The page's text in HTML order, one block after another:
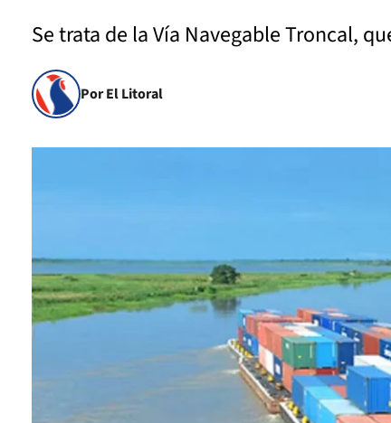
Se trata de la Vía Navegable Troncal,
Por El Litoral